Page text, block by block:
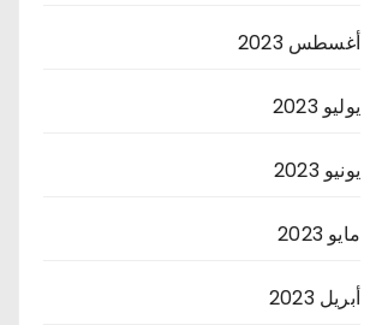
أغسطس 2023
يوليو 2023
يونيو 2023
مايو 2023
أبريل 2023